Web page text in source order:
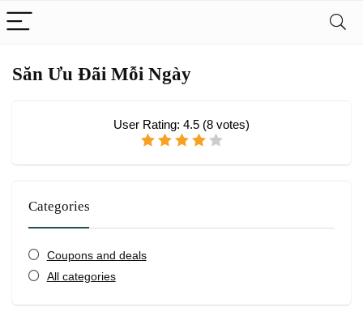
Săn Ưu Đãi Mỗi Ngày
User Rating: 4.5 (8 votes)
Categories
Coupons and deals
All categories